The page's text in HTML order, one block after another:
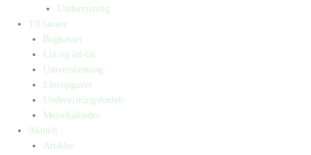
Undervisning
Til lærere
Bogkasser
Lix og let-tal
Universlæsning
Elevopgaver
Undervisningsforløb
Messekalender
Aktuelt
Artikler